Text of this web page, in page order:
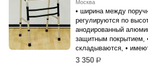
Москва
• ширина между
регулируются по
анодированный
защитным покрытием,
складываются, •
3 350 р.